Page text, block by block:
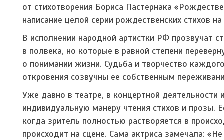
от стихотворения Бориса Пастернака
написание целой серии рождественских стихов
В исполнении народной артистки РФ прозвучат
в полвека, но которые в равной степени
о понимании жизни. Судьба и творчество
откровения созвучны ее собственным
Уже давно в театре, в концертной
индивидуальную манеру чтения стихов и прозы.
когда зритель полностью растворяется в
происходит на сцене. Сама актриса замечала: